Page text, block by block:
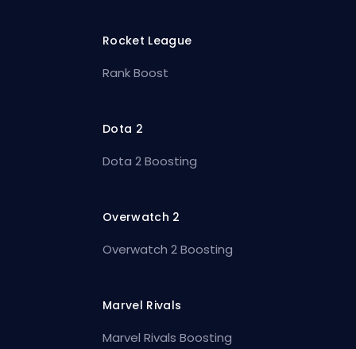
Rocket League
Rank Boost
Dota 2
Dota 2 Boosting
Overwatch 2
Overwatch 2 Boosting
Marvel Rivals
Marvel Rivals Boosting